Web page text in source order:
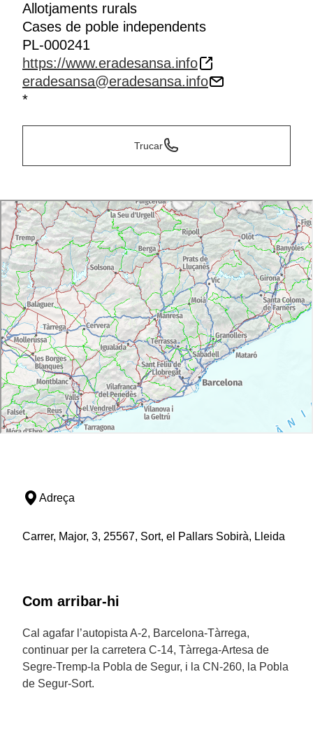
Allotjaments rurals
Cases de poble independents
PL-000241
https://www.eradesansa.info
eradesansa@eradesansa.info
*
Trucar
Adreça
Carrer, Major, 3, 25567, Sort, el Pallars Sobirà, Lleida
Com arribar-hi
Cal agafar l’autopista A-2, Barcelona-Tàrrega,
continuar per la carretera C-14, Tàrrega-Artesa de
Segre-Tremp-la Pobla de Segur, i la CN-260, la Pobla
de Segur-Sort.